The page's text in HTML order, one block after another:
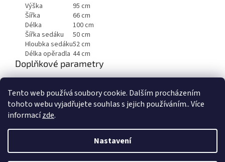
Tento web používá soubory cookie. Dalším procházením
tohoto webu vyjadřujete souhlas s jejich používáním.. Více
informacízde.
Nastavení
Výška
95 cm
Šířka
66 cm
Délka
100 cm
Šířka sedáku
50 cm
Hloubka sedáku52 cm
Délka opěradla 44 cm
Doplňkové parametry
Hmotnost
50 kg
Vytvořil Shoptet